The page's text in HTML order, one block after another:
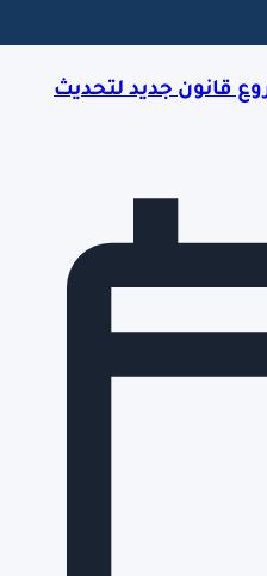
قانون جديد لتحديث